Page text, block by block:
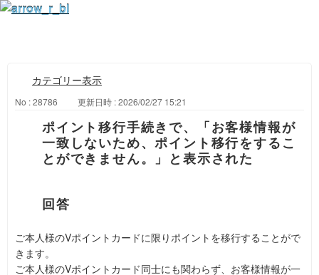
カテゴリー表示
No : 28786 更新日時 : 2026/02/27 15:21
ポイント移行手続きで、「お客様情報が
一致しないため、ポイント移行をするこ
とができません。」と表示された
ご本人様のVポイントカードに限りポイントを移行することがで
きます。
ご本人様のVポイントカード同士にも関わらず、お客様情報が一